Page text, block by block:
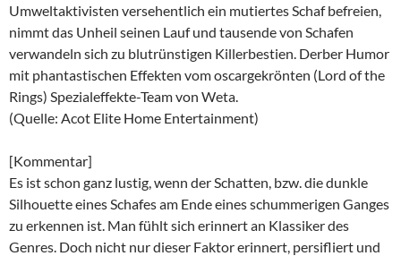
Umweltaktivisten versehentlich ein mutiertes Schaf befreien,
nimmt das Unheil seinen Lauf und tausende von Schafen
verwandeln sich zu blutrünstigen Killerbestien. Derber Humor
mit phantastischen Effekten vom oscargekrönten (Lord of the
Rings) Spezialeffekte-Team von Weta.
(Quelle: Acot Elite Home Entertainment)
[Kommentar]
Es ist schon ganz lustig, wenn der Schatten, bzw. die dunkle
Silhouette eines Schafes am Ende eines schummerigen Ganges
zu erkennen ist. Man fühlt sich erinnert an Klassiker des
Genres. Doch nicht nur dieser Faktor erinnert, persifliert und